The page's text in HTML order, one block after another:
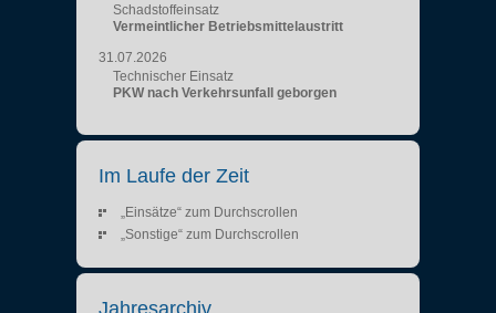
Schadstoffeinsatz
Vermeintlicher Betriebsmittelaustritt
31.07.2026
Technischer Einsatz
PKW nach Verkehrsunfall geborgen
Im Laufe der Zeit
„Einsätze“ zum Durchscrollen
„Sonstige“ zum Durchscrollen
Jahresarchiv